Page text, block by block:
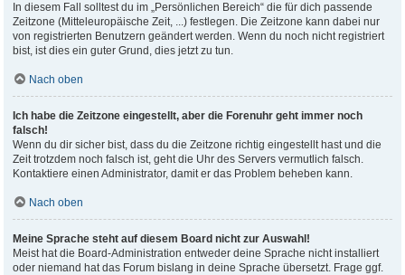
In diesem Fall solltest du im „Persönlichen Bereich“ die für dich passende
Zeitzone (Mitteleuropäische Zeit, ...) festlegen. Die Zeitzone kann dabei nur
von registrierten Benutzern geändert werden. Wenn du noch nicht registriert
bist, ist dies ein guter Grund, dies jetzt zu tun.
Nach oben
Ich habe die Zeitzone eingestellt, aber die Forenuhr geht immer noch
falsch!
Wenn du dir sicher bist, dass du die Zeitzone richtig eingestellt hast und die
Zeit trotzdem noch falsch ist, geht die Uhr des Servers vermutlich falsch.
Kontaktiere einen Administrator, damit er das Problem beheben kann.
Nach oben
Meine Sprache steht auf diesem Board nicht zur Auswahl!
Meist hat die Board-Administration entweder deine Sprache nicht installiert
oder niemand hat das Forum bislang in deine Sprache übersetzt. Frage ggf.